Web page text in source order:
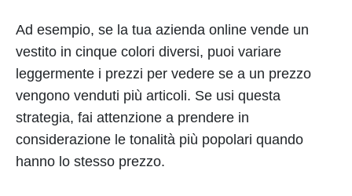
Ad esempio, se la tua azienda online vende un
vestito in cinque colori diversi, puoi variare
leggermente i prezzi per vedere se a un prezzo
vengono venduti più articoli. Se usi questa
strategia, fai attenzione a prendere in
considerazione le tonalità più popolari quando
hanno lo stesso prezzo.